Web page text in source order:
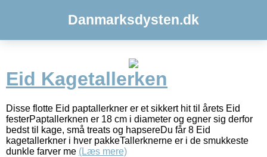
Danmarksdysten.dk
Eid Kagetallerken
Disse flotte Eid paptallerkner er et sikkert hit til årets Eid
festerPaptallerknen er 18 cm i diameter og egner sig derfor
bedst til kage, små treats og hapsereDu får 8 Eid
kagetallerkner i hver pakkeTallerknerne er i de smukkeste
dunkle farver me (Læs mere)